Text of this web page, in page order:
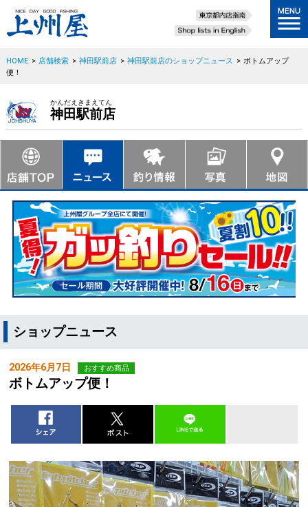
HOME > 店舗検索 > 神田駅前店 > 神田駅前店のショップニュース > ボトムアップ
便！
かんだえきまえてん
神田駅前店
ショップニュース
2026年6月7日 おすすめ商品
ボトムアップ便！